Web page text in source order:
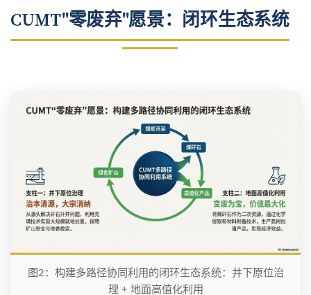
CUMT"零废弃"愿景：闭环生态系统
图2：构建多路径协同利用的闭环生态系统：井下原位治
理 + 地面高值化利用